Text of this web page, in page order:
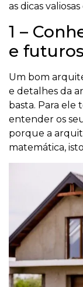
as dicas
1 –
e
Um bom
e detalhes da
basta. Para ele
entender os
porque a
matemática,